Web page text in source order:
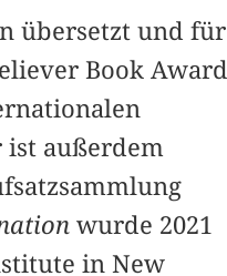
übersetzt und für
Book Award
außerdem
wurde 2021
in New